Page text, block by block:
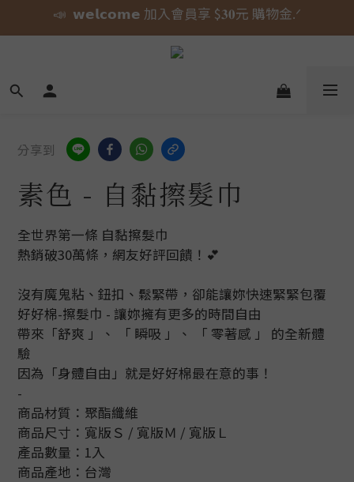
🎀 蝴蝶結貓貓的大人系日常 新上市⋆˚𝜗𝜚˚⋆
⚠️ 授權即將到期｜威嗝高校 自黏收納巾 現貨倒數中.ᐟ
🎀 蝴蝶結貓貓的大人系日常 新上市⋆˚𝜗𝜚˚⋆
分享到
素色 - 自黏擦髮巾
全世界第一條 自黏擦髮巾
熱銷破30萬條，網友好評回饋！💕
沒有魔鬼粘、鈕扣、鬆緊帶，卻能讓妳快速緊緊包覆
好好棉-擦髮巾 - 讓妳擁有更多的時間自由
帶來「舒爽 」、 「 瞬吸 」、 「 零著感 」 的全新體
驗
因為「身體自由」就是好好棉最在意的事！
-
商品材質：聚酯纖維
商品尺寸：寬版Ｓ / 寬版Ｍ / 寬版Ｌ
產品數量：1入
商品產地：台灣